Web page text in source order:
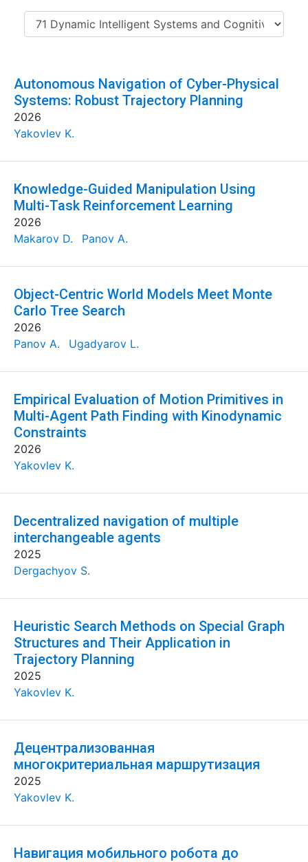
Autonomous Navigation of Cyber-Physical
Systems: Robust Trajectory Planning
2026
Yakovlev K.
Knowledge-Guided Manipulation Using
Multi-Task Reinforcement Learning
2026
Makarov D.
Panov A.
Object-Centric World Models Meet Monte
Carlo Tree Search
2026
Panov A.
Ugadyarov L.
Empirical Evaluation of Motion Primitives in
Multi-Agent Path Finding with Kinodynamic
Constraints
2026
Yakovlev K.
Decentralized navigation of multiple
interchangeable agents
2025
Dergachyov S.
Heuristic Search Methods on Special Graph
Structures and Their Application in
Trajectory Planning
2025
Yakovlev K.
Децентрализованная
многокритериальная маршрутизация
2025
Yakovlev K.
Навигация мобильного робота до